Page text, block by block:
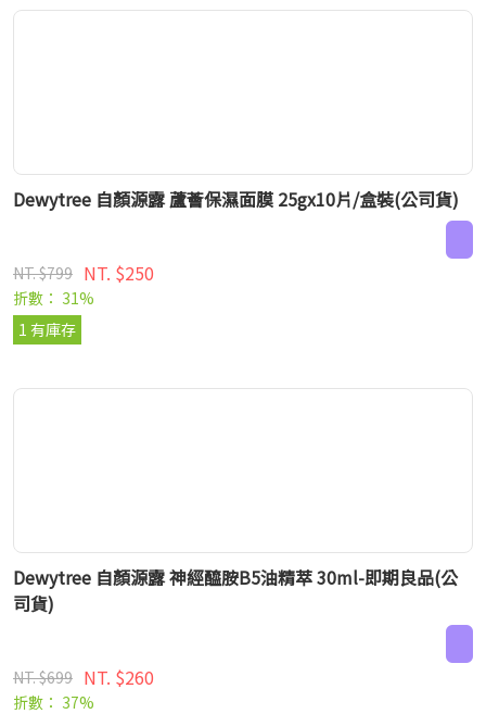
Dewytree 自顏源露 蘆薈保濕面膜 25gx10片/盒裝(公司貨)
NT. $799 NT. $250
折數： 31%
1 有庫存
Dewytree 自顏源露 神經醯胺B5油精萃 30ml-即期良品(公
司貨)
NT. $699 NT. $260
折數： 37%